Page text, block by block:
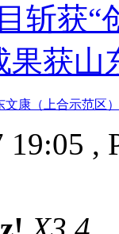
斩获“
果获
文康（上合示范区
19:05 ,